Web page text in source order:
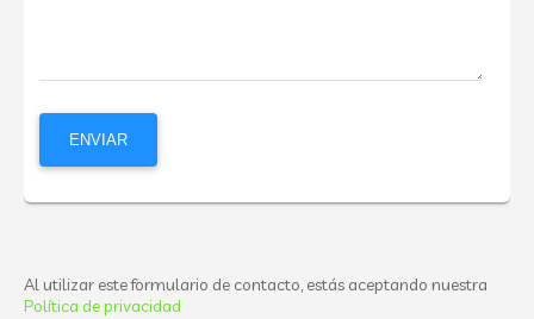
Al utilizar este formulario de contacto, estás aceptando nuestra
Política de privacidad